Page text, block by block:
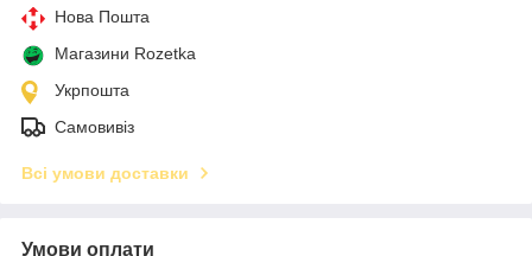
Нова Пошта
Магазини Rozetka
Укрпошта
Самовивіз
Всі умови доставки
Умови оплати